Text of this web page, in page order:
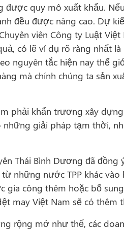
quy mô xuất khẩu.
đều được nâng cao. Dự
viên Công ty Luật
có lẽ ví dụ rõ ràng nhất
nguyên tắc hiện nay thế
mà chính chúng ta sản
phải khẩn trương xây
những giải pháp tạm thời,
Thái Bình Dương đã đồng
những nước TPP khác
công thêm hoặc bổ
may Việt Nam sẽ có
rộng mở như thế, các